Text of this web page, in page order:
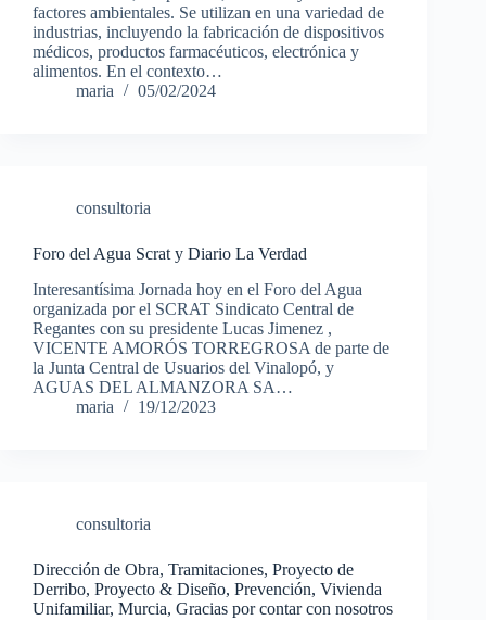
factores ambientales. Se utilizan en una variedad de
industrias, incluyendo la fabricación de dispositivos
médicos, productos farmacéuticos, electrónica y
alimentos. En el contexto…
maria
05/02/2024
consultoria
Foro del Agua Scrat y Diario La Verdad
Interesantísima Jornada hoy en el Foro del Agua
organizada por el SCRAT Sindicato Central de
Regantes con su presidente Lucas Jimenez ,
VICENTE AMORÓS TORREGROSA de parte de
la Junta Central de Usuarios del Vinalopó, y
AGUAS DEL ALMANZORA SA…
maria
19/12/2023
consultoria
Dirección de Obra, Tramitaciones, Proyecto de
Derribo, Proyecto & Diseño, Prevención, Vivienda
Unifamiliar, Murcia, Gracias por contar con nosotros